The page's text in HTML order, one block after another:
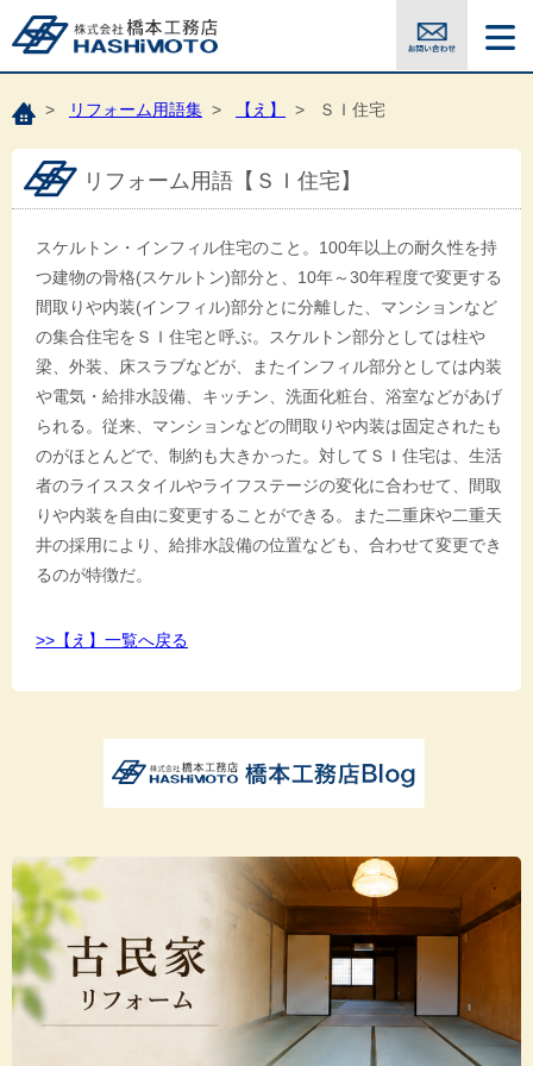
> リフォーム用語集 > 【え】 > ＳＩ住宅
リフォーム用語【ＳＩ住宅】
スケルトン・インフィル住宅のこと。100年以上の耐久性を持
つ建物の骨格(スケルトン)部分と、10年～30年程度で変更する
間取りや内装(インフィル)部分とに分離した、マンションなど
の集合住宅をＳＩ住宅と呼ぶ。スケルトン部分としては柱や
梁、外装、床スラブなどが、またインフィル部分としては内装
や電気・給排水設備、キッチン、洗面化粧台、浴室などがあげ
られる。従来、マンションなどの間取りや内装は固定されたも
のがほとんどで、制約も大きかった。対してＳＩ住宅は、生活
者のライススタイルやライフステージの変化に合わせて、間取
りや内装を自由に変更することができる。また二重床や二重天
井の採用により、給排水設備の位置なども、合わせて変更でき
るのが特徴だ。
>>【え】一覧へ戻る